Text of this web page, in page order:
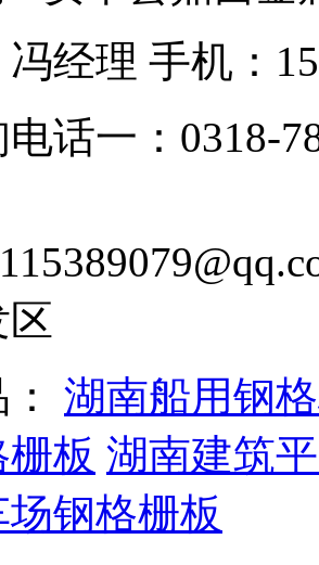
经理 手机：
话一：0318-
湖南船用钢
板 湖南建筑
钢格栅板